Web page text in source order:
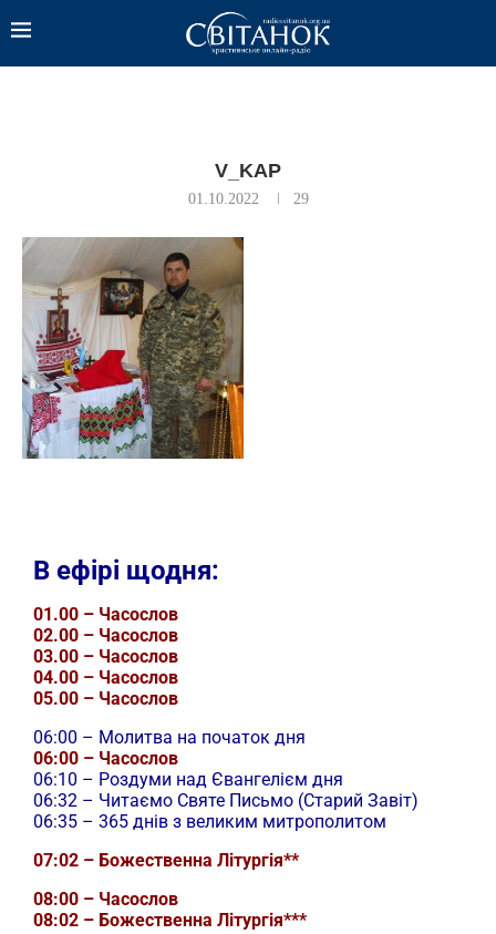
V_KAP
01.10.2022 29
В ефірі щодня:
01.00 – Часослов
02.00 – Часослов
03.00 – Часослов
04.00 – Часослов
05.00 – Часослов
06:00 – Молитва на початок дня
06:00 – Часослов
06:10 – Роздуми над Євангелієм дня
06:32 – Читаємо Святе Письмо (Старий Завіт)
06:35 – 365 днів з великим митрополитом
07:02 – Божественна Літургія**
08:00 – Часослов
08:02 – Божественна Літургія***